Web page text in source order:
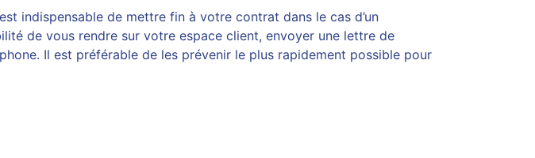
indispensable de mettre fin à votre contrat dans le cas d’un
de vous rendre sur votre espace client, envoyer une lettre de
Il est préférable de les prévenir le plus rapidement possible pour